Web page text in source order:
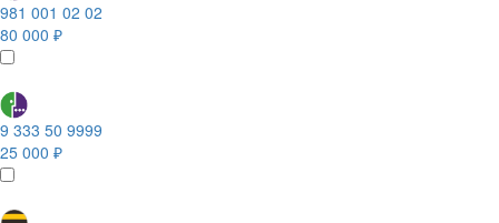
981 001 02 02
80 000 ₽
9 333 50 9999
25 000 ₽